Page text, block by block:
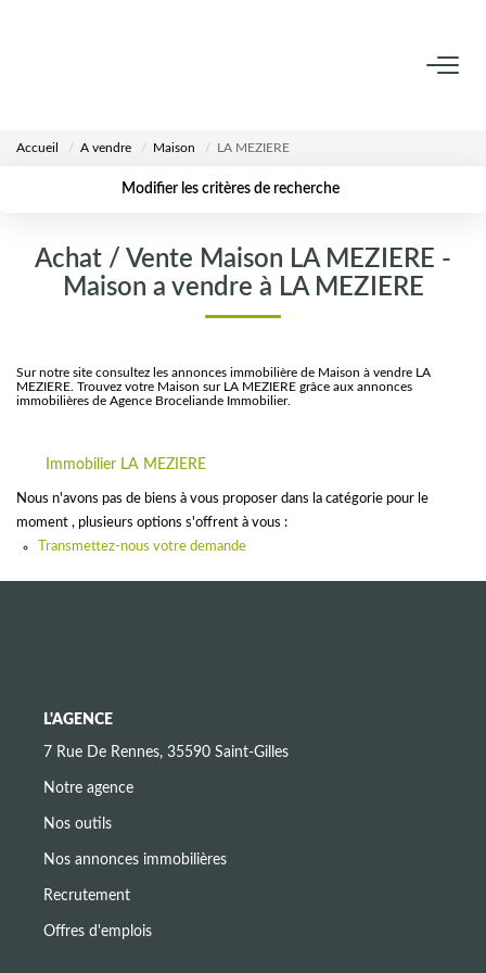
CONTACT
Accueil A vendre Maison LA MEZIERE
Modifier les critères de recherche
Type de bien
Budget max Plus de critères
Achat / Vente Maison LA MEZIERE -
Maison a vendre à LA MEZIERE
Sur notre site consultez les annonces immobilière de Maison à vendre LA
MEZIERE. Trouvez votre Maison sur LA MEZIERE grâce aux annonces
immobilières de Agence Broceliande Immobilier.
Immobilier LA MEZIERE
Nous n'avons pas de biens à vous proposer dans la catégorie pour le
moment , plusieurs options s'offrent à vous :
Transmettez-nous votre demande
L'AGENCE
7 Rue De Rennes, 35590 Saint-Gilles
Notre agence
Nos outils
Nos annonces immobilières
Recrutement
Offres d'emplois